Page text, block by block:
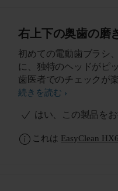
右上下の奥歯の磨
初めての電動歯ブラシ
に、独特のヘッドがピッ
歯医者でのチェックが楽しみ
シ、歯間ブラシ、小さ
続きを読む
はい、この製品を
これは EasyClean